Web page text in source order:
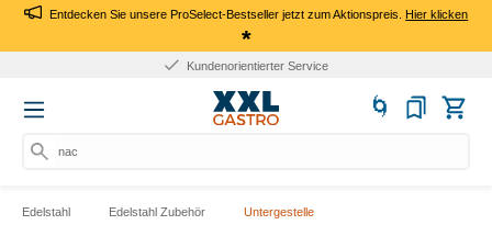
Entdecken Sie unsere ProSelect-Bestseller jetzt zum Aktionspreis.Hier klicken
*
Kundenorientierter Service
nach
Edelstahl Edelstahl Zubehör Untergestelle